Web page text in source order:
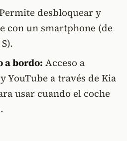
desbloquear y
con un smartphone (de
a bordo: Acceso a
YouTube a través de Kia
usar cuando el coche